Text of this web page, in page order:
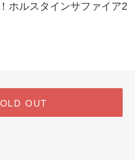
ホルスタインサファイア2
OUT